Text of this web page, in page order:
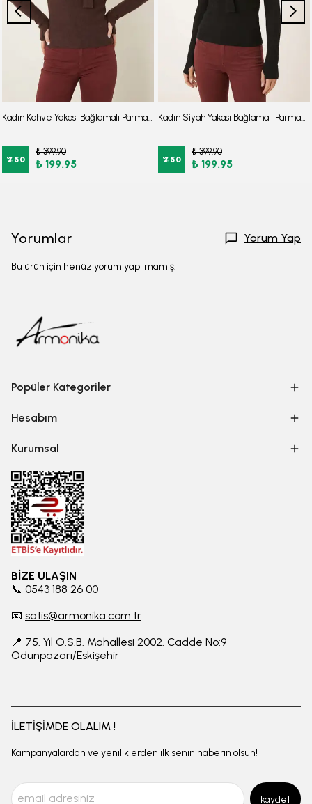
%50
₺ 399.90
₺ 199.95 %50
₺ 399.90
₺ 199.95
Yorumlar Yorum Yap
Bu ürün için henüz yorum yapılmamış.
Popüler Kategoriler
Hesabım
Kurumsal
BİZE ULAŞIN
📞 0543 188 26 00
📧 satis@armonika.com.tr
📍 75. Yıl O.S.B. Mahallesi 2002. Cadde No:9
Odunpazarı/Eskişehir
İLETİŞİMDE OLALIM !
Kampanyalardan ve yeniliklerden ilk senin haberin olsun!
kaydet